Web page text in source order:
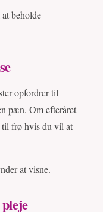
beholde
opfordrer til
pæn. Om efteråret
til frø hvis du vil at
at visne.